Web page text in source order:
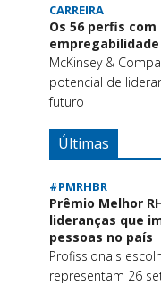
CARREIRA
Os 56 perfis
empregabilidade
McKinsey &
potencial de
futuro
Últimas
#PMRHBR
Prêmio Melhor
lideranças que
pessoas no país
Profissionais
representam 26